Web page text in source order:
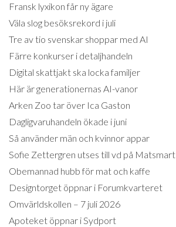
Fransk lyxikon får ny ägare
Väla slog besöksrekord i juli
Tre av tio svenskar shoppar med AI
Färre konkurser i detaljhandeln
Digital skattjakt ska locka familjer
Här är generationernas AI-vanor
Arken Zoo tar över Ica Gaston
Dagligvaruhandeln ökade i juni
Så använder män och kvinnor appar
Sofie Zettergren utses till vd på Matsmart
Obemannad hubb för mat och kaffe
Designtorget öppnar i Forumkvarteret
Omvärldskollen – 7 juli 2026
Apoteket öppnar i Sydport